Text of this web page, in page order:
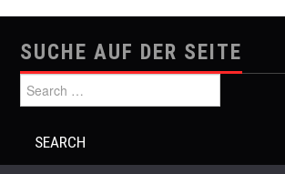
SUCHE AUF DER SEITE
Search for: